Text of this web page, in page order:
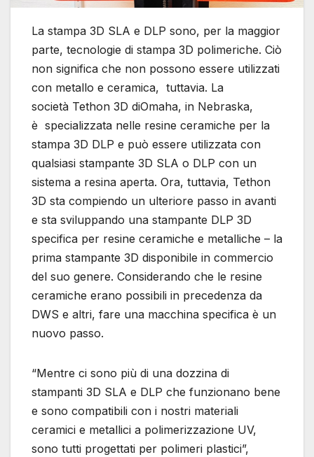
La stampa 3D SLA e DLP sono, per la maggior
parte, tecnologie di stampa 3D polimeriche. Ciò
non significa che non possono essere utilizzati
con metallo e ceramica, tuttavia. La
società Tethon 3D diOmaha, in Nebraska,
è specializzata nelle resine ceramiche per la
stampa 3D DLP e può essere utilizzata con
qualsiasi stampante 3D SLA o DLP con un
sistema a resina aperta. Ora, tuttavia, Tethon
3D sta compiendo un ulteriore passo in avanti
e sta sviluppando una stampante DLP 3D
specifica per resine ceramiche e metalliche – la
prima stampante 3D disponibile in commercio
del suo genere. Considerando che le resine
ceramiche erano possibili in precedenza da
DWS e altri, fare una macchina specifica è un
nuovo passo.
“Mentre ci sono più di una dozzina di
stampanti 3D SLA e DLP che funzionano bene
e sono compatibili con i nostri materiali
ceramici e metallici a polimerizzazione UV,
sono tutti progettati per polimeri plastici”,